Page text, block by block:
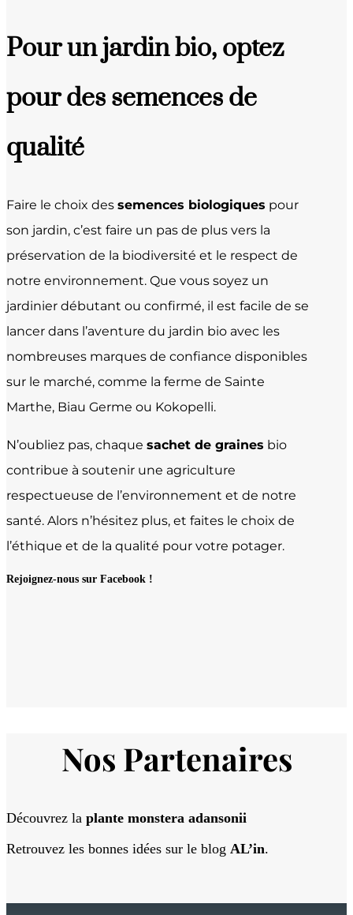
Pour un jardin bio, optez
pour des semences de
qualité
Faire le choix des semences biologiques pour
son jardin, c’est faire un pas de plus vers la
préservation de la biodiversité et le respect de
notre environnement. Que vous soyez un
jardinier débutant ou confirmé, il est facile de se
lancer dans l’aventure du jardin bio avec les
nombreuses marques de confiance disponibles
sur le marché, comme la ferme de Sainte
Marthe, Biau Germe ou Kokopelli.
N’oubliez pas, chaque sachet de graines bio
contribue à soutenir une agriculture
respectueuse de l’environnement et de notre
santé. Alors n’hésitez plus, et faites le choix de
l’éthique et de la qualité pour votre potager.
Rejoignez-nous sur Facebook !
Nos Partenaires
Découvrez la plante monstera adansonii
Retrouvez les bonnes idées sur le blog AL’in.